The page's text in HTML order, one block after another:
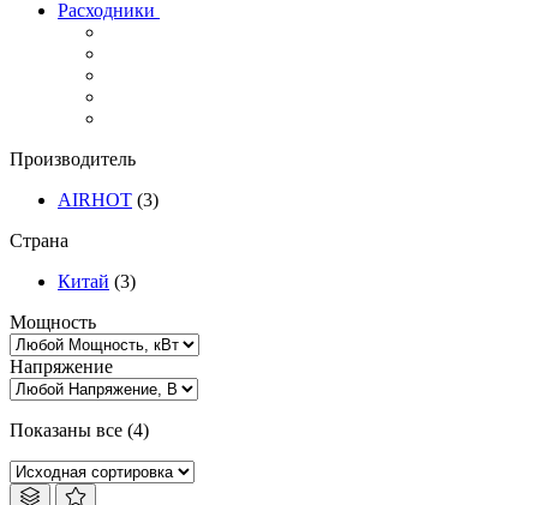
Расходники
Производитель
AIRHOT (3)
Страна
Китай (3)
Мощность
Напряжение
Показаны все (4)